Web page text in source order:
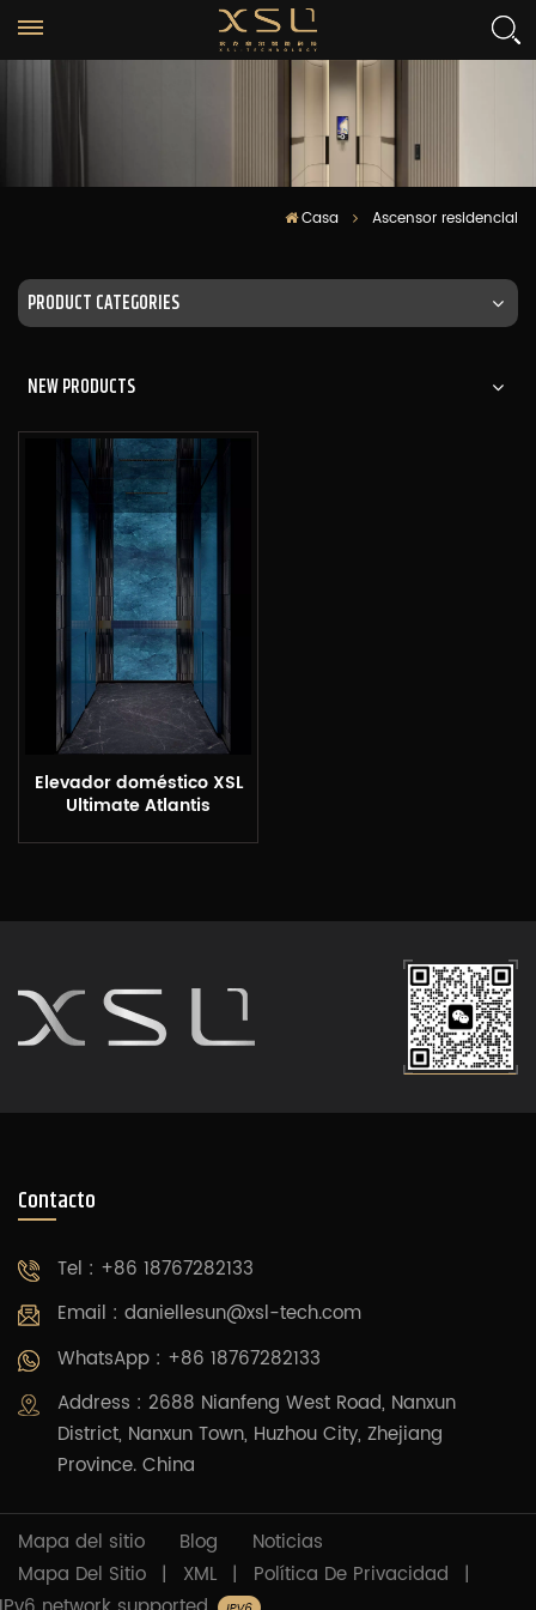
Casa Ascensor residencial
PRODUCT CATEGORIES
NEW PRODUCTS
Elevador doméstico XSL
Ultimate Atlantis
Contacto
Tel : +86 18767282133
Email : daniellesun@xsl-tech.com
WhatsApp : +86 18767282133
Address : 2688 Nianfeng West Road, Nanxun
District, Nanxun Town, Huzhou City, Zhejiang
Province. China
Mapa del sitio Blog
Noticias
Mapa Del Sitio | XML | Política De Privacidad |